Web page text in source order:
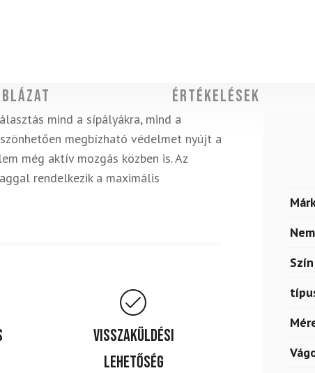
Értékelések
mind a sípályákra, mind a
megbízható védelmet nyújt a
még aktív mozgás közben is. Az
rendelkezik a maximális
Visszaküldési
lehetőség
Nem
Szín